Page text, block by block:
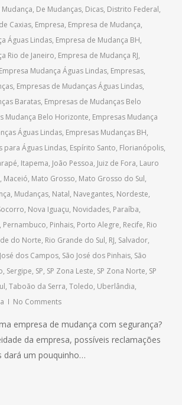
Mudança, De Mudanças, Dicas, Distrito Federal,
Caxias, Empresa, Empresa de Mudança,
Águas Lindas, Empresa de Mudança BH,
Rio de Janeiro, Empresa de Mudança RJ,
Empresa Mudança Águas Lindas, Empresas,
, Empresas de Mudanças Águas Lindas,
Baratas, Empresas de Mudanças Belo
Mudança Belo Horizonte, Empresas Mudança
Águas Lindas, Empresas Mudanças BH,
para Águas Lindas, Espírito Santo, Florianópolis,
, Itapema, João Pessoa, Juiz de Fora, Lauro
, Maceió, Mato Grosso, Mato Grosso do Sul,
, Mudanças, Natal, Navegantes, Nordeste,
, Nova Iguaçu, Novidades, Paraíba,
, Pernambuco, Pinhais, Porto Alegre, Recife, Rio
do Norte, Rio Grande do Sul, RJ, Salvador,
dos Campos, São José dos Pinhais, São
, Sergipe, SP, SP Zona Leste, SP Zona Norte, SP
, Taboão da Serra, Toledo, Uberlândia,
No Comments
empresa de mudança com segurança?
da empresa, possíveis reclamações
dará um pouquinho…